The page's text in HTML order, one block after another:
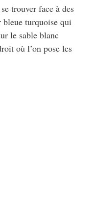
trouver face à des
bleue turquoise qui
le sable blanc
où l’on pose les